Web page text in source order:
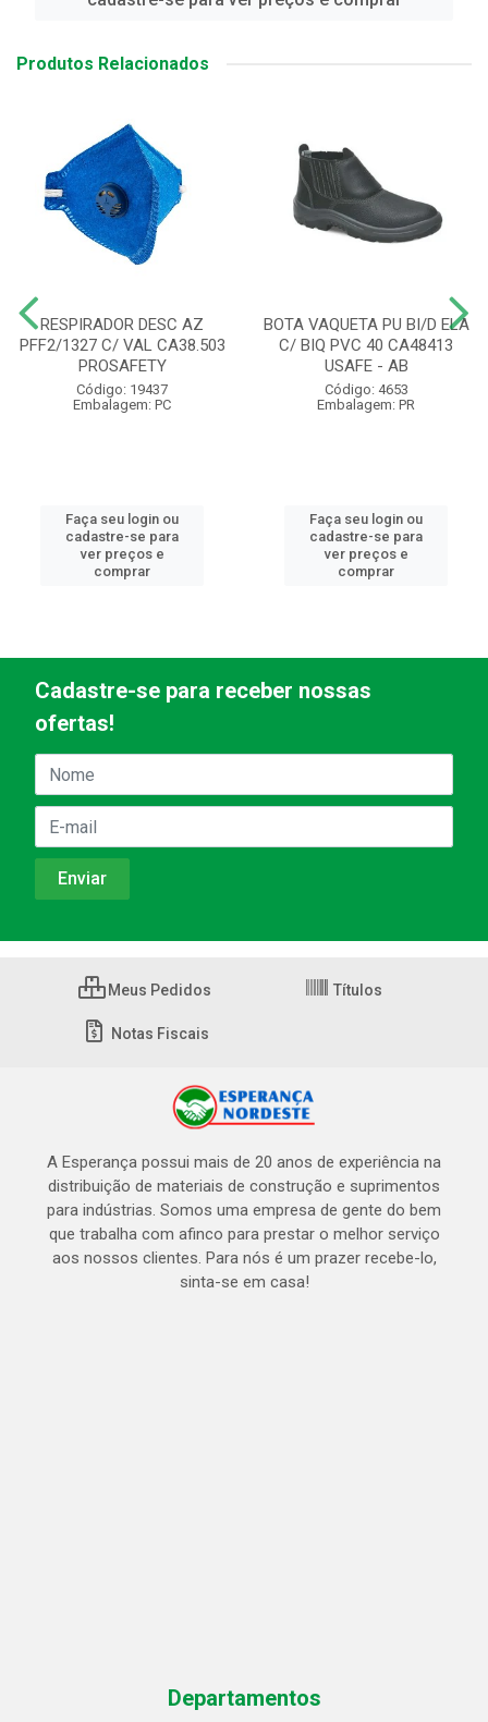
Produtos Relacionados
RESPIRADOR DESC AZ
PFF2/1327 C/ VAL CA38.503
PROSAFETY
Código: 19437
Embalagem: PC
Faça seu login ou
cadastre-se para
ver preços e
comprar
BOTA VAQUETA PU BI/D ELA
C/ BIQ PVC 40 CA48413
USAFE - AB
Código: 4653
Embalagem: PR
Faça seu login ou
cadastre-se para
ver preços e
comprar
Cadastre-se para receber nossas
ofertas!
Meus Pedidos Títulos
Notas Fiscais
A Esperança possui mais de 20 anos de experiência na
distribuição de materiais de construção e suprimentos
para indústrias. Somos uma empresa de gente do bem
que trabalha com afinco para prestar o melhor serviço
aos nossos clientes. Para nós é um prazer recebe-lo,
sinta-se em casa!
Departamentos